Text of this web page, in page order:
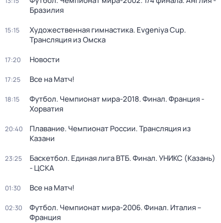
Бразилия
15:15
Художественная гимнастика. Evgeniya Cup.
Трансляция из Омска
17:20 Новости
17:25 Все на Матч!
18:15
Футбол. Чемпионат мира-2018. Финал. Франция -
Хорватия
20:40
Плавание. Чемпионат России. Трансляция из
Казани
23:25
Баскетбол. Единая лига ВТБ. Финал. УНИКС (Казань)
- ЦСКА
01:30 Все на Матч!
02:30
Футбол. Чемпионат мира-2006. Финал. Италия –
Франция